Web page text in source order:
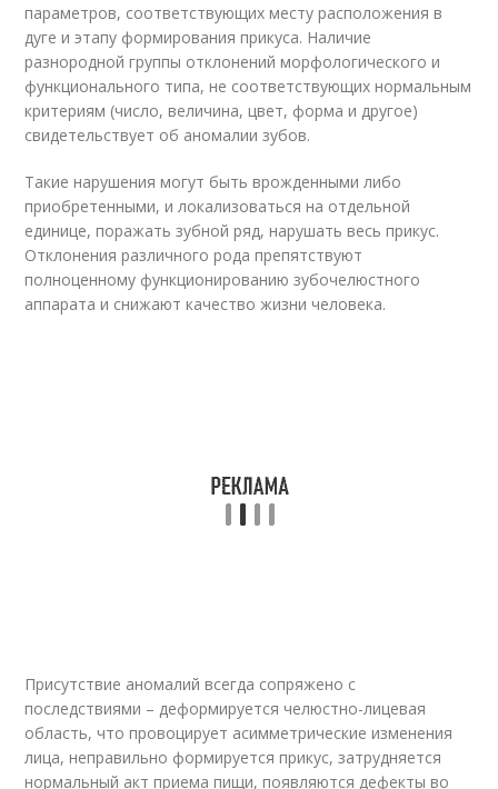
параметров, соответствующих месту расположения в
дуге и этапу формирования прикуса. Наличие
разнородной группы отклонений морфологического и
функционального типа, не соответствующих нормальным
критериям (число, величина, цвет, форма и другое)
свидетельствует об аномалии зубов.
Такие нарушения могут быть врожденными либо
приобретенными, и локализоваться на отдельной
единице, поражать зубной ряд, нарушать весь прикус.
Отклонения различного рода препятствуют
полноценному функционированию зубочелюстного
аппарата и снижают качество жизни человека.
Присутствие аномалий всегда сопряжено с
последствиями – деформируется челюстно-лицевая
область, что провоцирует асимметрические изменения
лица, неправильно формируется прикус, затрудняется
нормальный акт приема пищи, появляются дефекты во